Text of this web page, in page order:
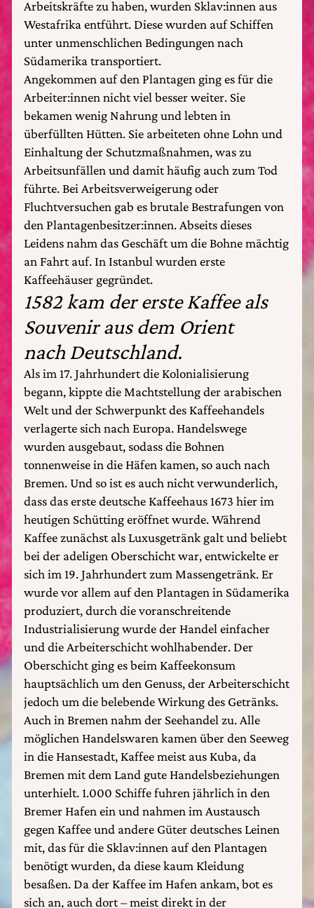
Arbeitskräfte zu haben, wurden Sklav:innen aus
Westafrika entführt. Diese wurden auf Schiffen
unter unmenschlichen Bedingungen nach
Südamerika transportiert.
Angekommen auf den Plantagen ging es für die
Arbeiter:innen nicht viel besser weiter. Sie
bekamen wenig Nahrung und lebten in
überfüllten Hütten. Sie arbeiteten ohne Lohn und
Einhaltung der Schutzmaßnahmen, was zu
Arbeitsunfällen und damit häufig auch zum Tod
führte. Bei Arbeitsverweigerung oder
Fluchtversuchen gab es brutale Bestrafungen von
den Plantagenbesitzer:innen. Abseits dieses
Leidens nahm das Geschäft um die Bohne mächtig
an Fahrt auf. In Istanbul wurden erste
Kaffeehäuser gegründet.
1582 kam der erste Kaffee als
Souvenir aus dem Orient
nach Deutschland.
Als im 17. Jahrhundert die Kolonialisierung
begann, kippte die Machtstellung der arabischen
Welt und der Schwerpunkt des Kaffeehandels
verlagerte sich nach Europa. Handelswege
wurden ausgebaut, sodass die Bohnen
tonnenweise in die Häfen kamen, so auch nach
Bremen. Und so ist es auch nicht verwunderlich,
dass das erste deutsche Kaffeehaus 1673 hier im
heutigen Schütting eröffnet wurde. Während
Kaffee zunächst als Luxusgetränk galt und beliebt
bei der adeligen Oberschicht war, entwickelte er
sich im 19. Jahrhundert zum Massengetränk. Er
wurde vor allem auf den Plantagen in Südamerika
produziert, durch die voranschreitende
Industrialisierung wurde der Handel einfacher
und die Arbeiterschicht wohlhabender. Der
Oberschicht ging es beim Kaffeekonsum
hauptsächlich um den Genuss, der Arbeiterschicht
jedoch um die belebende Wirkung des Getränks.
Auch in Bremen nahm der Seehandel zu. Alle
möglichen Handelswaren kamen über den Seeweg
in die Hansestadt, Kaffee meist aus Kuba, da
Bremen mit dem Land gute Handelsbeziehungen
unterhielt. 1.000 Schiffe fuhren jährlich in den
Bremer Hafen ein und nahmen im Austausch
gegen Kaffee und andere Güter deutsches Leinen
mit, das für die Sklav:innen auf den Plantagen
benötigt wurden, da diese kaum Kleidung
besaßen. Da der Kaffee im Hafen ankam, bot es
sich an, auch dort – meist direkt in der